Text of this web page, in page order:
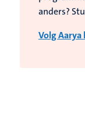
anders?
Volg Aarya